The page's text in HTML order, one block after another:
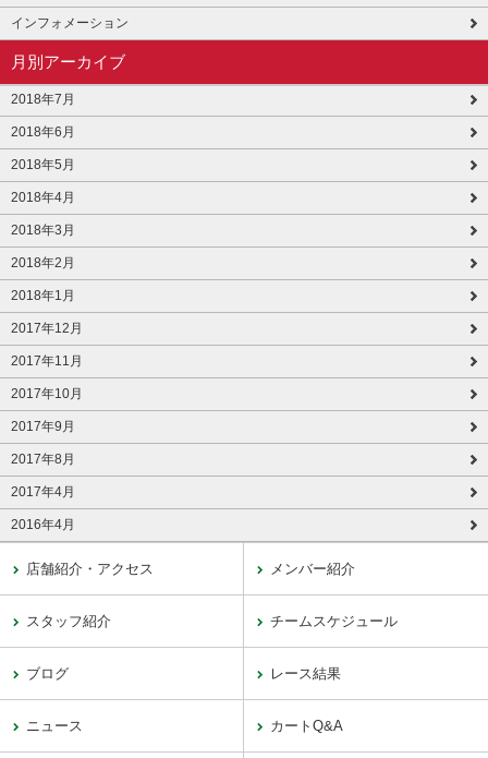
インフォメーション
月別アーカイブ
2018年7月
2018年6月
2018年5月
2018年4月
2018年3月
2018年2月
2018年1月
2017年12月
2017年11月
2017年10月
2017年9月
2017年8月
2017年4月
2016年4月
店舗紹介・アクセス メンバー紹介
スタッフ紹介 チームスケジュール
ブログ レース結果
ニュース カートQ&A